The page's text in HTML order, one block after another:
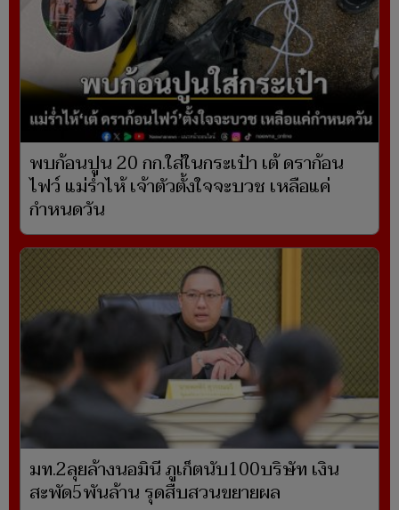
พบก้อนปูน 20 กก.ใส่ในกระเป๋า เต้ ดราก้อน
ไฟว์ แม่ร่ำไห้ เจ้าตัวตั้งใจจะบวช เหลือแค่
กำหนดวัน
มท.2ลุยล้างนอมินี ภูเก็ตนับ100บริษัท เงิน
สะพัด5พันล้าน รุดสืบสวนขยายผล